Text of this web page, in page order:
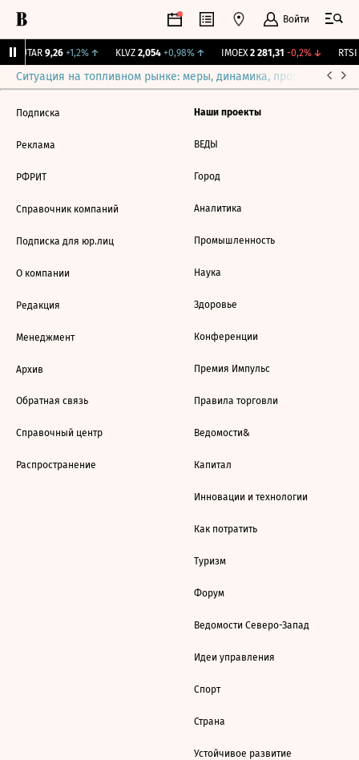
Войти
UTAR 9,26 +1,2%↑ KLVZ 2,054 +0,98%↑ IMOEX 2 281,31 -0,2%↓ RTSI
Ситуация на топливном рынке: меры, динамика, прогнозы
Подписка
Реклама
РФРИТ
Справочник компаний
Подписка для юр.лиц
О компании
Редакция
Менеджмент
Архив
Обратная связь
Справочный центр
Распространение
Наши проекты
ВЕДЫ
Город
Аналитика
Промышленность
Наука
Здоровье
Конференции
Премия Импульс
Правила торговли
Ведомости&
Капитал
Инновации и технологии
Как потратить
Туризм
Форум
Ведомости Северо-Запад
Идеи управления
Спорт
Страна
Устойчивое развитие